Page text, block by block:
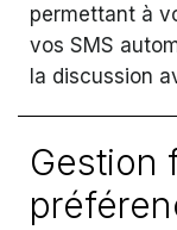
permettant à
vos SMS
la discussion
Gestion